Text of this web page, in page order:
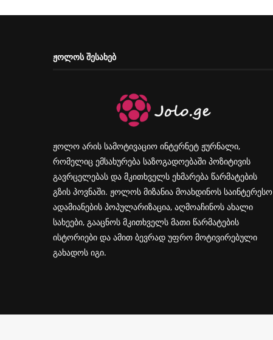
ᲟᲝᲚᲝᲡ ᲨᲔᲡᲐᲮᲔᲑ
ჟოლო არის სამოტივაციო ინტერნეტ ჟურნალი,
რომელიც ემსახურება საზოგადოებაში პოზიტივის
გავრცელებას და მკითხველს ეხმარება წარმატების
გზის პოვნაში. ჟოლოს მიზანია მოახდინოს საინტერესო
ადამიანების პოპულარიზაცია, აღმოაჩინოს ახალი
სახეები, გააცნოს მკითხველს მათი წარმატების
ისტორიები და ამით ბევრად უფრო მოტივირებული
გახადოს იგი.